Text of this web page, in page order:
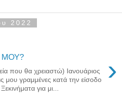
2022
ΜΟΥ?
›
που θα χρειαστώ) Ιανουάριος
μου γραμμένες κατά την είσοδο
για μι...